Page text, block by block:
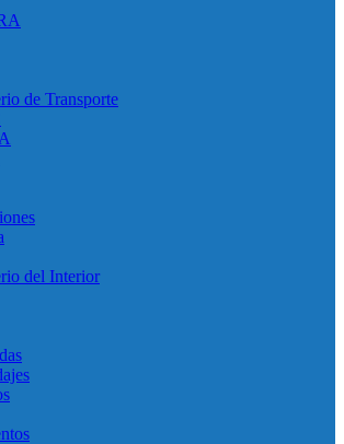
de Transporte
del Interior